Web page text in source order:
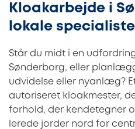
Kloakarbejde i
lokale
Står du midt i en
Sønderborg, eller
udvidelse eller nyanlæg?
autoriseret kloakmester,
forhold, der kendetegner
lerede jorder nord for